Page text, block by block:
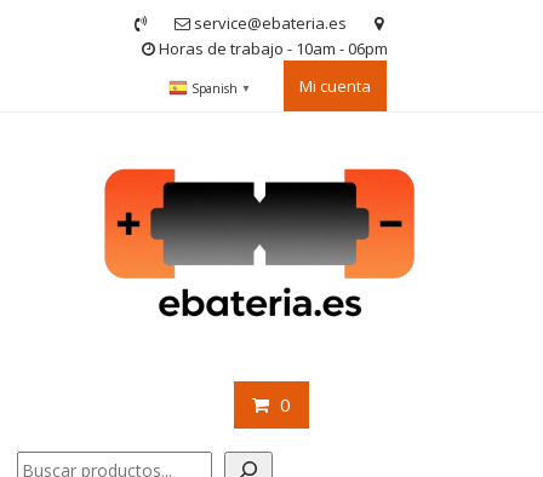
service@ebateria.es
Horas de trabajo - 10am - 06pm
Spanish ▼ Mi cuenta
0
Buscar